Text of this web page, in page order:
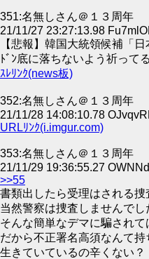
351:名無しさん＠１３周年
21/11/27 23:27:13.98
【悲報】韓国大統領候補「
ﾄﾞﾝ底に落ちないよう祈って
ｽﾚﾘﾝｸ(news板)
352:名無しさん＠１３周年
21/11/28 14:08:10.78
URLﾘﾝｸ(i.imgur.com)
353:名無しさん＠１３周年
21/11/29 19:36:55.27
>>55
書類出したら受理はされる捜
当然警察は捜査しませんでし
そんな簡単なデマに騙され
だから不正署名高須なんて持
生きていているの辛くない？